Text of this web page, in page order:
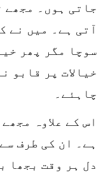
جاتی ہوں۔ مجھے
آتی ہے۔ میں نے
سوچا مگر پھر
خیالات پر قابو
چاہئے۔
اس کے علاوہ
ہے۔ ان کی طرف
دل ہر وقت بجھا